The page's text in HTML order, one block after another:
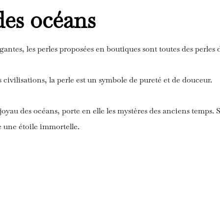
océans
les perles proposées en boutiques sont toutes des
civilisations, la perle est un symbole de pureté et de douceur.
des océans, porte en elle les mystères des anciens temps.
une étoile immortelle.